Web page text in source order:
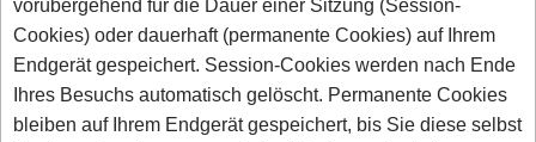
vorübergehend für die Dauer einer Sitzung (Session-
Cookies) oder dauerhaft (permanente Cookies) auf Ihrem
Endgerät gespeichert. Session-Cookies werden nach Ende
Ihres Besuchs automatisch gelöscht. Permanente Cookies
bleiben auf Ihrem Endgerät gespeichert, bis Sie diese selbst